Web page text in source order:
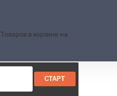
Товаров в корзине на